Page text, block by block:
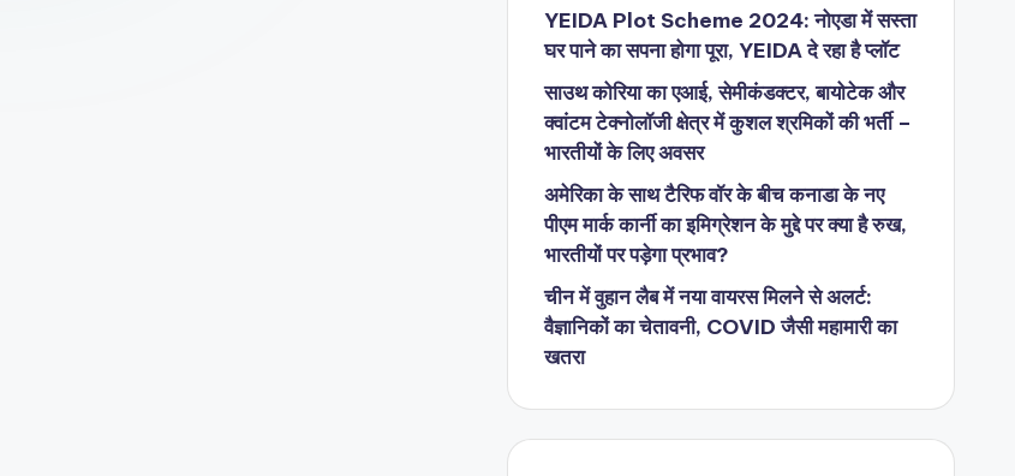
YEIDA Plot Scheme 2024: नोएडा में सस्ता
घर पाने का सपना होगा पूरा, YEIDA दे रहा है प्लॉट
साउथ कोरिया का एआई, सेमीकंडक्टर, बायोटेक और
क्वांटम टेक्नोलॉजी क्षेत्र में कुशल श्रमिकों की भर्ती –
भारतीयों के लिए अवसर
अमेरिका के साथ टैरिफ वॉर के बीच कनाडा के नए
पीएम मार्क कार्नी का इमिग्रेशन के मुद्दे पर क्या है रुख,
भारतीयों पर पड़ेगा प्रभाव?
चीन में वुहान लैब में नया वायरस मिलने से अलर्ट:
वैज्ञानिकों का चेतावनी, COVID जैसी महामारी का
खतरा